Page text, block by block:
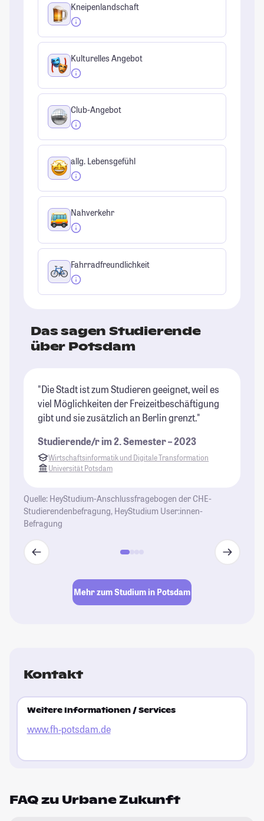
Kneipenlandschaft
Kulturelles Angebot
Club-Angebot
allg. Lebensgefühl
Nahverkehr
Fahrradfreundlichkeit
Das sagen Studierende
über Potsdam
"Die Stadt ist zum Studieren geeignet, weil es
viel Möglichkeiten der Freizeitbeschäftigung
gibt und sie zusätzlich an Berlin grenzt."
Studierende/r im 2. Semester – 2023
Wirtschaftsinformatik und Digitale Transformation
Universität Potsdam
Quelle: HeyStudium-Anschlussfragebogen der CHE-
Studierendenbefragung, HeyStudium User:innen-
Befragung
Mehr zum Studium in Potsdam
Kontakt
Weitere Informationen / Services
www.fh-potsdam.de
FAQ zu Urbane Zukunft